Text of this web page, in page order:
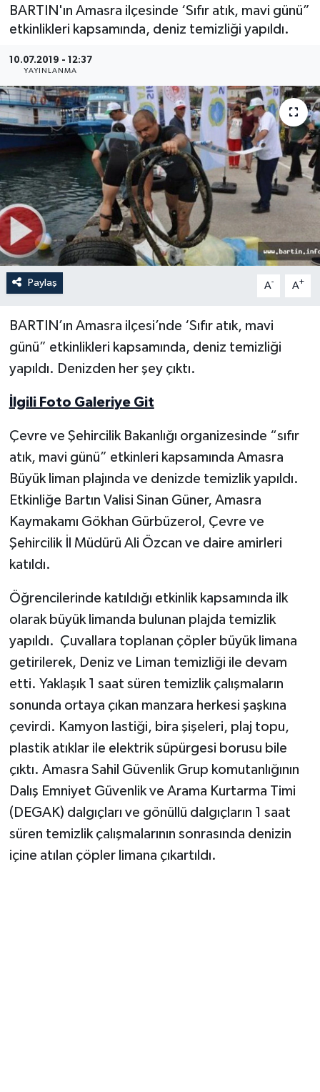
BARTIN'ın Amasra ilçesinde ‘Sıfır atık, mavi günü”
etkinlikleri kapsamında, deniz temizliği yapıldı.
10.07.2019 - 12:37
YAYINLANMA
Paylaş A- A+
BARTIN’ın Amasra ilçesi’nde ‘Sıfır atık, mavi
günü” etkinlikleri kapsamında, deniz temizliği
yapıldı. Denizden her şey çıktı.
İlgili Foto Galeriye Git
Çevre ve Şehircilik Bakanlığı organizesinde “sıfır
atık, mavi günü” etkinleri kapsamında Amasra
Büyük liman plajında ve denizde temizlik yapıldı.
Etkinliğe Bartın Valisi Sinan Güner, Amasra
Kaymakamı Gökhan Gürbüzerol, Çevre ve
Şehircilik İl Müdürü Ali Özcan ve daire amirleri
katıldı.
Öğrencilerinde katıldığı etkinlik kapsamında ilk
olarak büyük limanda bulunan plajda temizlik
yapıldı. Çuvallara toplanan çöpler büyük limana
getirilerek, Deniz ve Liman temizliği ile devam
etti. Yaklaşık 1 saat süren temizlik çalışmaların
sonunda ortaya çıkan manzara herkesi şaşkına
çevirdi. Kamyon lastiği, bira şişeleri, plaj topu,
plastik atıklar ile elektrik süpürgesi borusu bile
çıktı. Amasra Sahil Güvenlik Grup komutanlığının
Dalış Emniyet Güvenlik ve Arama Kurtarma Timi
(DEGAK) dalgıçları ve gönüllü dalgıçların 1 saat
süren temizlik çalışmalarının sonrasında denizin
içine atılan çöpler limana çıkartıldı.
Medya
Sağlık
Sinema
Sivil Toplum
Siyaset
Spor
Tarım
Turizm
Yerel Yönetimler